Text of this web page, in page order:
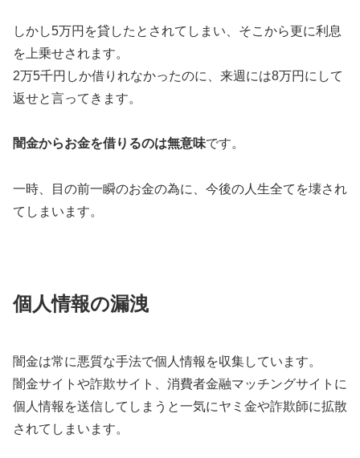
しかし5万円を貸したとされてしまい、そこから更に利息
を上乗せされます。
2万5千円しか借りれなかったのに、来週には8万円にして
返せと言ってきます。
闇金からお金を借りるのは無意味です。
一時、目の前一瞬のお金の為に、今後の人生全てを壊され
てしまいます。
個人情報の漏洩
闇金は常に悪質な手法で個人情報を収集しています。
闇金サイトや詐欺サイト、消費者金融マッチングサイトに
個人情報を送信してしまうと一気にヤミ金や詐欺師に拡散
されてしまいます。